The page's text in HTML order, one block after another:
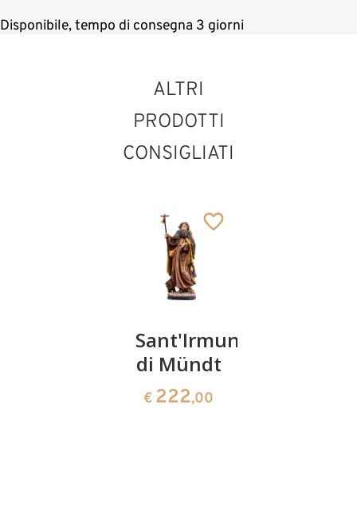
Disponibile, tempo di consegna 3 giorni
ALTRI
PRODOTTI
CONSIGLIATI
Sant'Irmund
di Mündt
€ 222,00